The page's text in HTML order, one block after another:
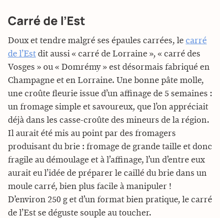
Carré de l’Est
Doux et tendre malgré ses épaules carrées, le carré
de l’Est dit aussi « carré de Lorraine », « carré des
Vosges » ou « Domrémy » est désormais fabriqué en
Champagne et en Lorraine. Une bonne pâte molle,
une croûte fleurie issue d’un affinage de 5 semaines :
un fromage simple et savoureux, que l’on appréciait
déjà dans les casse-croûte des mineurs de la région.
Il aurait été mis au point par des fromagers
produisant du brie : fromage de grande taille et donc
fragile au démoulage et à l’affinage, l’un d’entre eux
aurait eu l’idée de préparer le caillé du brie dans un
moule carré, bien plus facile à manipuler !
D’environ 250 g et d’un format bien pratique, le carré
de l’Est se déguste souple au toucher.